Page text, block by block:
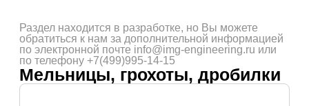
Раздел находится в разработке, но Вы можете
обратиться к нам за дополнительной информацией
по электронной почте info@img-engineering.ru или
по телефону +7(499)995-14-15
Мельницы, грохоты, дробилки